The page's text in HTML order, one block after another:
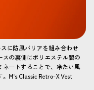
に防風バリアを組み合わせ
の裏側にポリエステル製の
ネートすることで、冷たい風
M's Classic Retro-X Vest